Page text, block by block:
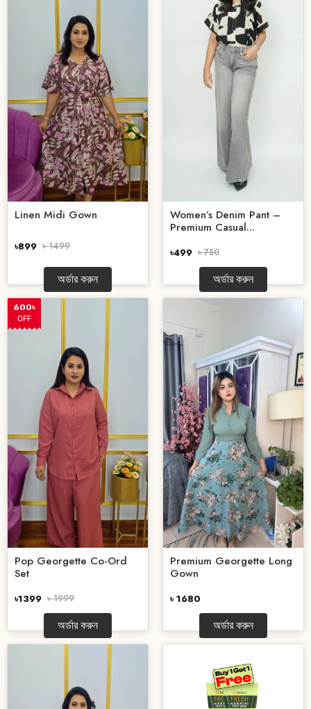
Linen Midi Gown
৳899 ৳ 1499
অর্ডার করুন
Women’s Denim Pant –
Premium Casual...
৳499 ৳ 750
অর্ডার করুন
600৳
OFF
Pop Georgette Co-Ord
Set
৳1399 ৳ 1999
অর্ডার করুন
Premium Georgette Long
Gown
৳ 1680
অর্ডার করুন